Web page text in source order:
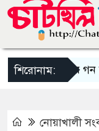
শিরোনাম:
জামাতের গন
নোয়াখালী